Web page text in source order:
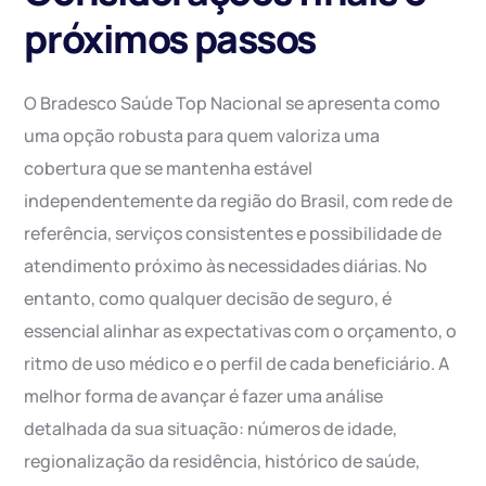
próximos passos
O Bradesco Saúde Top Nacional se apresenta como
uma opção robusta para quem valoriza uma
cobertura que se mantenha estável
independentemente da região do Brasil, com rede de
referência, serviços consistentes e possibilidade de
atendimento próximo às necessidades diárias. No
entanto, como qualquer decisão de seguro, é
essencial alinhar as expectativas com o orçamento, o
ritmo de uso médico e o perfil de cada beneficiário. A
melhor forma de avançar é fazer uma análise
detalhada da sua situação: números de idade,
regionalização da residência, histórico de saúde,